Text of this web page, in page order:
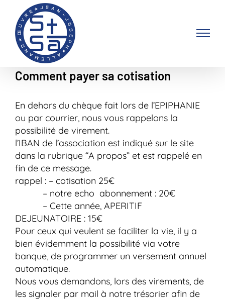
contenu
Comment payer sa cotisation
En dehors du chèque fait lors de l’EPIPHANIE
ou par courrier, nous vous rappelons la
possibilité de virement.
l’IBAN de l’association est indiqué sur le site
dans la rubrique “A propos” et est rappelé en
fin de ce message.
rappel : – cotisation 25€
– notre echo abonnement : 20€
– Cette année, APERITIF
DEJEUNATOIRE : 15€
Pour ceux qui veulent se faciliter la vie, il y a
bien évidemment la possibilité via votre
banque, de programmer un versement annuel
automatique.
Nous vous demandons, lors des virements, de
les signaler par mail à notre trésorier afin de